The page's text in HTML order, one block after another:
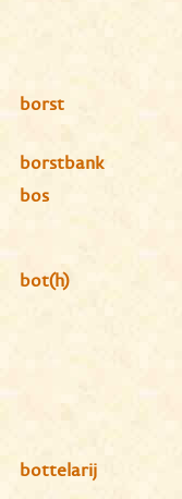
borst
borstbank
bos
bot(h)
bottelarij